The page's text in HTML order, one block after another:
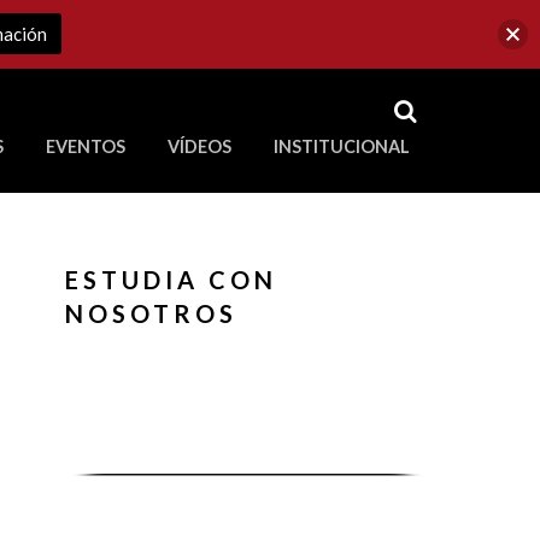
RSS
EVENTOS VÍDEOS INSTITUCIONAL
ESTUDIA CON
NOSOTROS